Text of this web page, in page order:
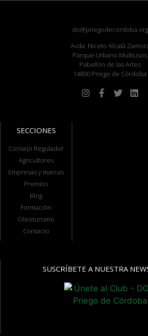
do@priegodecordoba.org
Avda. Niceto Alcalá
Parque Urbano Multiusos
Pabellón de las Artes
14800 Priego de Córdoba
SECCIONES
Consejo Regulador
Agricultores
Empresas y marcas
Premios
Blog
Formación
Oleoturismo
Contacto
SUSCRÍBETE A NUESTRA